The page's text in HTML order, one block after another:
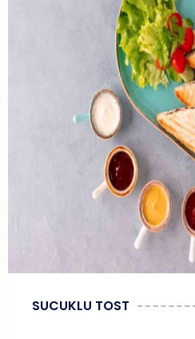
SUCUKLU TOST